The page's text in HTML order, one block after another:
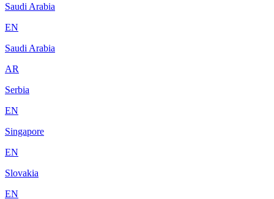
Saudi Arabia
EN
Saudi Arabia
AR
Serbia
EN
Singapore
EN
Slovakia
EN